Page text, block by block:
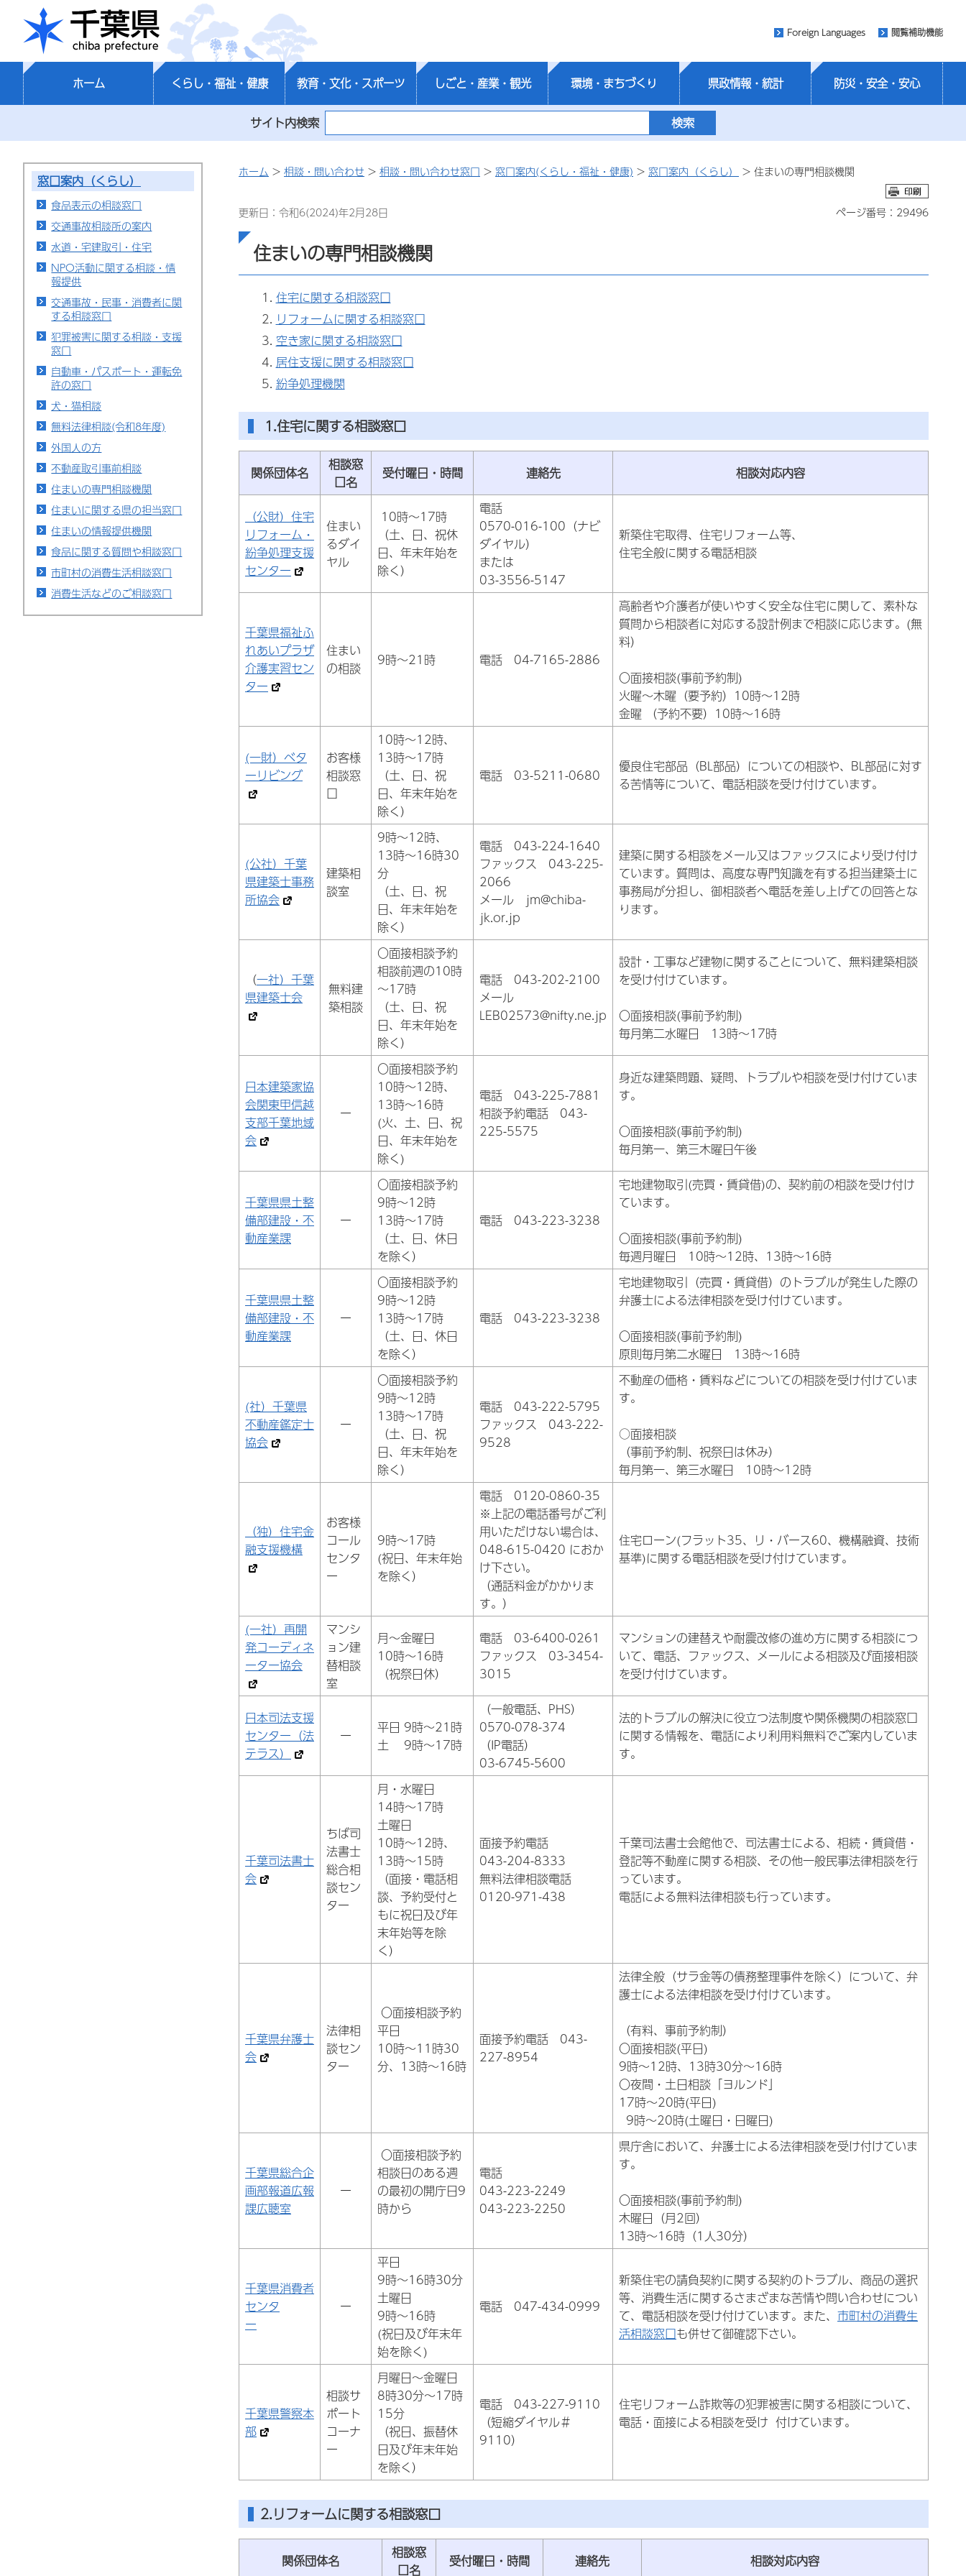
千葉県
Foreign Languages 閲覧補助機能
ホーム くらし・福祉・健康 教育・文化・スポーツ しごと・産業・観光 環境・まちづくり 県政情報・統計 防災・安全・安心
サイト内検索
窓口案内（くらし）
食品表示の相談窓口
交通事故相談所の案内
水道・宅建取引・住宅
NPO活動に関する相談・情
報提供
交通事故・民事・消費者に関
する相談窓口
犯罪被害に関する相談・支援
窓口
自動車・パスポート・運転免
許の窓口
犬・猫相談
無料法律相談(令和8年度)
外国人の方
不動産取引事前相談
住まいの専門相談機関
住まいに関する県の担当窓口
住まいの情報提供機関
食品に関する質問や相談窓口
市町村の消費生活相談窓口
消費生活などのご相談窓口
ホーム > 相談・問い合わせ > 相談・問い合わせ窓口 > 窓口案内(くらし・福祉・健康) > 窓口案内（くらし） > 住まいの専門相談機関
更新日：令和6(2024)年2月28日 ページ番号：29496
住まいの専門相談機関
住宅に関する相談窓口
リフォームに関する相談窓口
空き家に関する相談窓口
居住支援に関する相談窓口
紛争処理機関
1.住宅に関する相談窓口
関係団体名
相談窓
口名
受付曜日・時間 連絡先 相談対応内容
（公財）住宅
リフォーム・
紛争処理支援
センター
住まい
るダイ
ヤル
10時～17時
（土、日、祝休
日、年末年始を
除く）
電話
0570-016-100（ナビ
ダイヤル）
または
03-3556-5147
新築住宅取得、住宅リフォーム等、
住宅全般に関する電話相談
千葉県福祉ふ
れあいプラザ
介護実習セン
ター
住まい
の相談
9時～21時 電話 04-7165-2886
高齢者や介護者が使いやすく安全な住宅に関して、素朴な
質問から相談者に対応する設計例まで相談に応じます。(無
料）
〇面接相談(事前予約制)
火曜～木曜（要予約）10時～12時
金曜 （予約不要）10時～16時
(一財）ベタ
ーリビング
お客様
相談窓
口
10時～12時、
13時～17時
（土、日、祝
日、年末年始を
除く）
電話 03-5211-0680
優良住宅部品（BL部品）についての相談や、BL部品に対す
る苦情等について、電話相談を受け付けています。
(公社）千葉
県建築士事務
所協会
建築相
談室
9時～12時、
13時～16時30
分
（土、日、祝
日、年末年始を
除く）
電話 043-224-1640
ファックス 043-225-
2066
メール jm@chiba-
jk.or.jp
建築に関する相談をメール又はファックスにより受け付け
ています。質問は、高度な専門知識を有する担当建築士に
事務局が分担し、御相談者へ電話を差し上げての回答とな
ります。
（一社）千葉
県建築士会
無料建
築相談
〇面接相談予約
相談前週の10時
～17時
（土、日、祝
日、年末年始を
除く）
電話 043-202-2100
メール
LEB02573@nifty.ne.jp
設計・工事など建物に関することについて、無料建築相談
を受け付けています。
〇面接相談(事前予約制)
毎月第二水曜日 13時～17時
日本建築家協
会関東甲信越
支部千葉地域
会
ー
〇面接相談予約
10時～12時、
13時～16時
(火、土、日、祝
日、年末年始を
除く)
電話 043-225-7881
相談予約電話 043-
225-5575
身近な建築問題、疑問、トラブルや相談を受け付けていま
す。
〇面接相談(事前予約制)
毎月第一、第三木曜日午後
千葉県県土整
備部建設・不
動産業課
ー
〇面接相談予約
9時～12時
13時～17時
（土、日、休日
を除く）
電話 043-223-3238
宅地建物取引(売買・賃貸借)の、契約前の相談を受け付け
ています。
〇面接相談(事前予約制)
毎週月曜日 10時～12時、13時～16時
千葉県県土整
備部建設・不
動産業課
ー
〇面接相談予約
9時～12時
13時～17時
（土、日、休日
を除く）
電話 043-223-3238
宅地建物取引（売買・賃貸借）のトラブルが発生した際の
弁護士による法律相談を受け付けています。
〇面接相談(事前予約制)
原則毎月第二水曜日 13時～16時
(社）千葉県
不動産鑑定士
協会
ー
〇面接相談予約
9時～12時
13時～17時
（土、日、祝
日、年末年始を
除く）
電話 043-222-5795
ファックス 043-222-
9528
不動産の価格・賃料などについての相談を受け付けていま
す。
○面接相談
（事前予約制、祝祭日は休み）
毎月第一、第三水曜日 10時～12時
（独）住宅金
融支援機構
お客様
コール
センタ
ー
9時～17時
(祝日、年末年始
を除く）
電話 0120-0860-35
※上記の電話番号がご利
用いただけない場合は、
048-615-0420 におか
け下さい。
（通話料金がかかりま
す。）
住宅ローン(フラット35、リ・バース60、機構融資、技術
基準)に関する電話相談を受け付けています。
(一社）再開
発コーディネ
ーター協会
マンシ
ョン建
替相談
室
月～金曜日
10時～16時
（祝祭日休）
電話 03-6400-0261
ファックス 03-3454-
3015
マンションの建替えや耐震改修の進め方に関する相談につ
いて、電話、ファックス、メールによる相談及び面接相談
を受け付けています。
日本司法支援
センター（法
テラス）
ー
平日 9時～21時
土 9時～17時
（一般電話、PHS）
0570-078-374
（IP電話）
03-6745-5600
法的トラブルの解決に役立つ法制度や関係機関の相談窓口
に関する情報を、電話により利用料無料でご案内していま
す。
千葉司法書士
会
ちば司
法書士
総合相
談セン
ター
月・水曜日
14時～17時
土曜日
10時～12時、
13時～15時
（面接・電話相
談、予約受付と
もに祝日及び年
末年始等を除
く）
面接予約電話
043-204-8333
無料法律相談電話
0120-971-438
千葉司法書士会館他で、司法書士による、相続・賃貸借・
登記等不動産に関する相談、その他一般民事法律相談を行
っています。
電話による無料法律相談も行っています。
千葉県弁護士
会
法律相
談セン
ター
〇面接相談予約
平日
10時～11時30
分、13時～16時
面接予約電話 043-
227-8954
法律全般（サラ金等の債務整理事件を除く）について、弁
護士による法律相談を受け付けています。
（有料、事前予約制）
〇面接相談(平日)
9時～12時、13時30分～16時
〇夜間・土日相談「ヨルンド」
17時～20時(平日)
9時～20時(土曜日・日曜日)
千葉県総合企
画部報道広報
課広聴室
ー
〇面接相談予約
相談日のある週
の最初の開庁日9
時から
電話
043-223-2249
043-223-2250
県庁舎において、弁護士による法律相談を受け付けていま
す。
〇面接相談(事前予約制)
木曜日（月2回）
13時～16時（1人30分）
千葉県消費者
センタ
ー
ー
平日
9時～16時30分
土曜日
9時～16時
(祝日及び年末年
始を除く)
電話 047-434-0999
新築住宅の請負契約に関する契約のトラブル、商品の選択
等、消費生活に関するさまざまな苦情や問い合わせについ
て、電話相談を受け付けています。また、 市町村の消費生
活相談窓口も併せて御確認下さい。
千葉県警察本
部
相談サ
ポート
コーナ
ー
月曜日～金曜日
8時30分～17時
15分
（祝日、振替休
日及び年末年始
を除く）
電話 043-227-9110
（短縮ダイヤル＃
9110）
住宅リフォーム詐欺等の犯罪被害に関する相談について、
電話・面接による相談を受け 付けています。
2.リフォームに関する相談窓口
関係団体名
相談窓
口名
受付曜日・時間 連絡先 相談対応内容